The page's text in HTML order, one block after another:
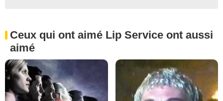
Ceux qui ont aimé Lip Service ont aussi
aimé